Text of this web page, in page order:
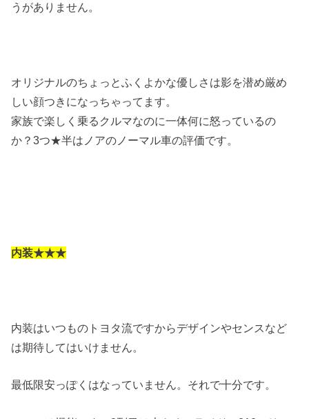
うがありません。
オリジナルのちょっとふくよかな優しさは影を潜め厳め
しい顔つきになっちゃってます。
家族で楽しく乗るクルマなのに一体何に怒っているの
か？3つ★半はノアのノーマル車の評価です。
内装★★★
内装はいつものトヨタ流ですからデザインやセンスなど
は期待してはいけません。
最低限安っぽくはなっていません。それで十分です。